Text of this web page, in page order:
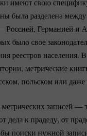
имеют свою
была разделена
Россией, Германией и
было свое
реестров населения.
метрические
польском или
записей —
деда к прадеду, от
поиски нужной